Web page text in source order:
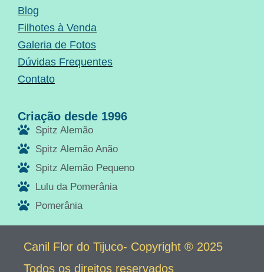
Blog
Filhotes à Venda
Galeria de Fotos
Dúvidas Frequentes
Contato
Criação desde 1996
Spitz Alemão
Spitz Alemão Anão
Spitz Alemão Pequeno
Lulu da Pomerânia
Pomerânia
Canil Flor do Tijuco- Copyright ® 2025
Todos os direitos reservados